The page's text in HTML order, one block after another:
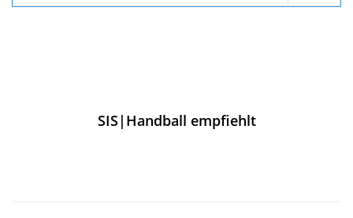
SIS|Handball empfiehlt